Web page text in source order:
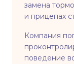
замена
и прицепах
Компания
поведение